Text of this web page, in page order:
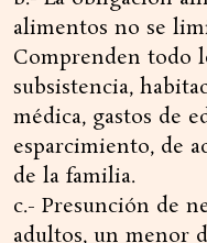
alimentos no se
Comprenden todo
subsistencia,
médica, gastos de
esparcimiento, de
de la familia.
c.- Presunción de
adultos, un menor